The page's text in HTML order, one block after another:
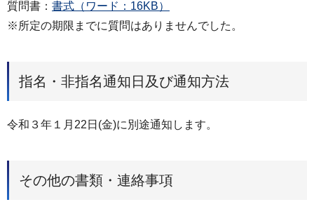
質問書： 書式（ワード：16KB）
※所定の期限までに質問はありませんでした。
指名・非指名通知日及び通知方法
令和３年１月22日(金)に別途通知します。
その他の書類・連絡事項